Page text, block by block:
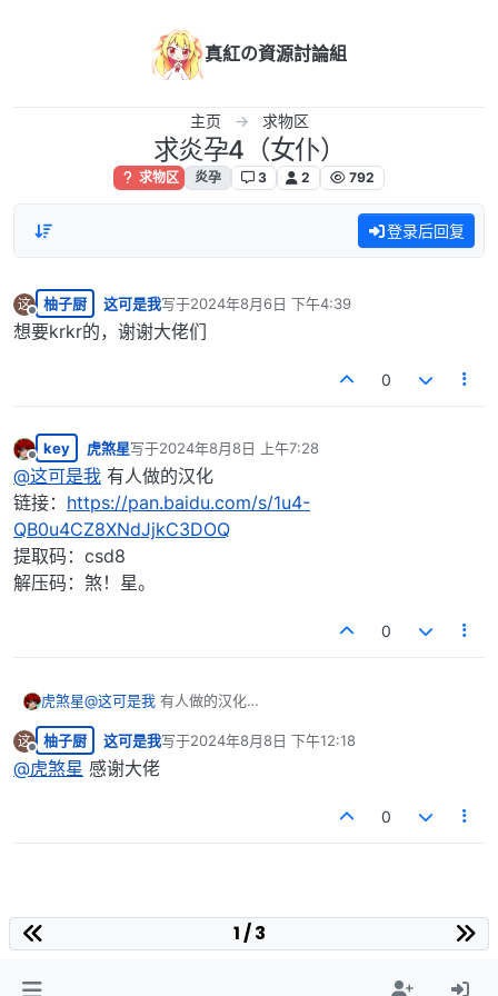
真紅の資源討論組
主页 求物区
求炎孕4（女仆）
求物区 炎孕 3 2 792
登录后回复
这
离线
柚子厨 这可是我写于2024年8月6日 下午4:39
最后由 编辑
想要krkr的，谢谢大佬们
0
离线
key 虎煞星写于2024年8月8日 上午7:28
最后由 编辑
@这可是我 有人做的汉化
链接： https://pan.baidu.com/s/1u4-
QB0u4CZ8XNdJjkC3DOQ
提取码：csd8
解压码：煞！星。
0
虎煞星@这可是我 有人做的汉化
链接：
QB0u4CZ8XNdJjkC3DOQ
提取码：csd8
这
离线
柚子厨 这可是我写于2024年8月8日 下午12:18
最后由 编辑
@虎煞星 感谢大佬
0
1 / 3